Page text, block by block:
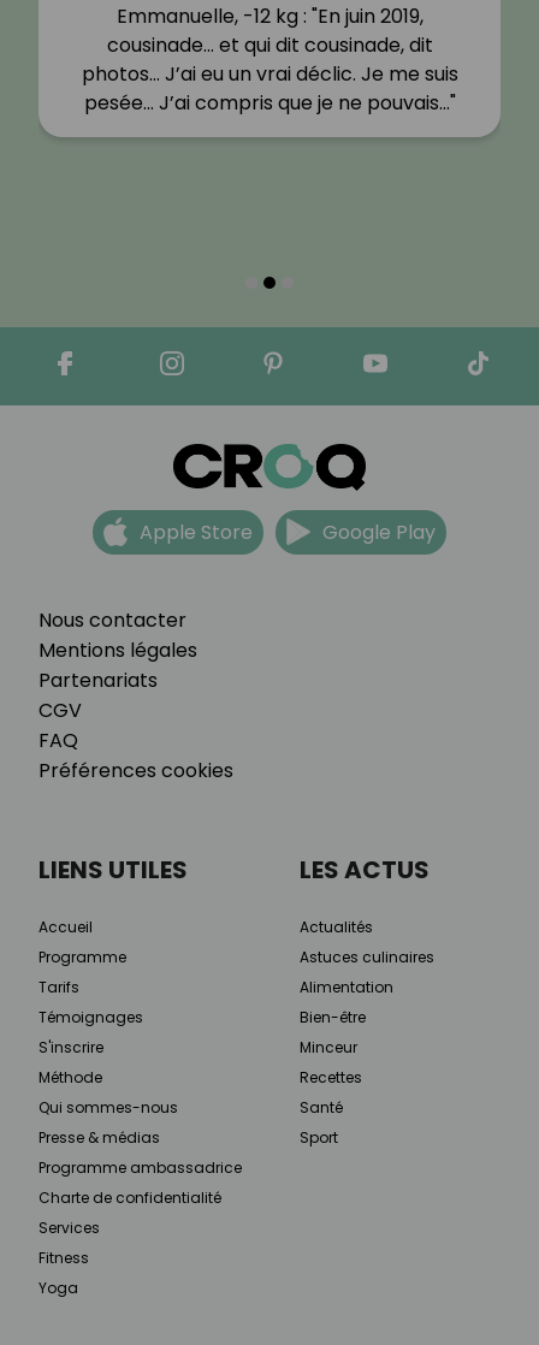
Emmanuelle, -12 kg : "En juin 2019,
cousinade… et qui dit cousinade, dit
photos… J’ai eu un vrai déclic. Je me suis
pesée… J’ai compris que je ne pouvais…"
Nous contacter
Mentions légales
Partenariats
CGV
FAQ
Préférences cookies
Apple Store Google Play
LIENS UTILES
Accueil
Programme
Tarifs
Témoignages
S'inscrire
Méthode
Qui sommes-nous
Presse & médias
Programme ambassadrice
Charte de confidentialité
Services
Fitness
Yoga
LES ACTUS
Actualités
Astuces culinaires
Alimentation
Bien-être
Minceur
Recettes
Santé
Sport